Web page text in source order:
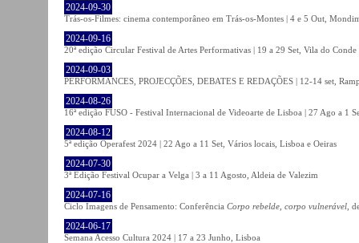
2024-09-30
Trás-os-Filmes: cinema contemporâneo em Trás-os-Montes | 4 e 5 Out,
2024-09-16
20ª edição Circular Festival de Artes Performativas | 19 a 29 Set, Vila do Conde
2024-09-03
PERFORMANCES, PROJECÇÕES, DEBATES E REDAÇÕES | 12-14 set,
2024-08-26
16ª edição FUSO - Festival Internacional de Videoarte de Lisboa | 27 Ago a 1
2024-08-12
5ª edição Operafest 2024 | 22 Ago a 11 Set, Vários locais, Lisboa e Oeiras
2024-07-30
3ª Edição Festival Ocupar a Velga | 3 a 11 Agosto, Aldeia de Valezim
2024-07-16
Ciclo Imagens de Pensamento: Conferência Corpo rebelde, corpo vulnerável ,
2024-06-17
Semana Acesso Cultura 2024 | 17 a 23 Junho, Lisboa